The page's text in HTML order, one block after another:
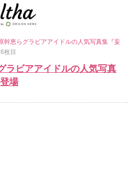
幹恵らグラビアアイドルの人気写真集『妄
枚目
ラビアアイドルの人気写真
場